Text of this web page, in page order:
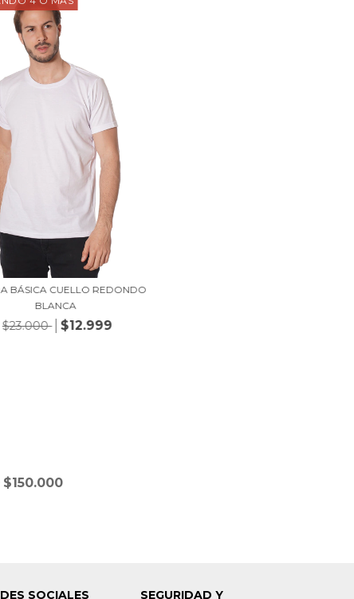
BÁSICA CUELLO REDONDO
BLANCA
$23.000 $12.999
$150.000
SOCIALES SEGURIDAD Y